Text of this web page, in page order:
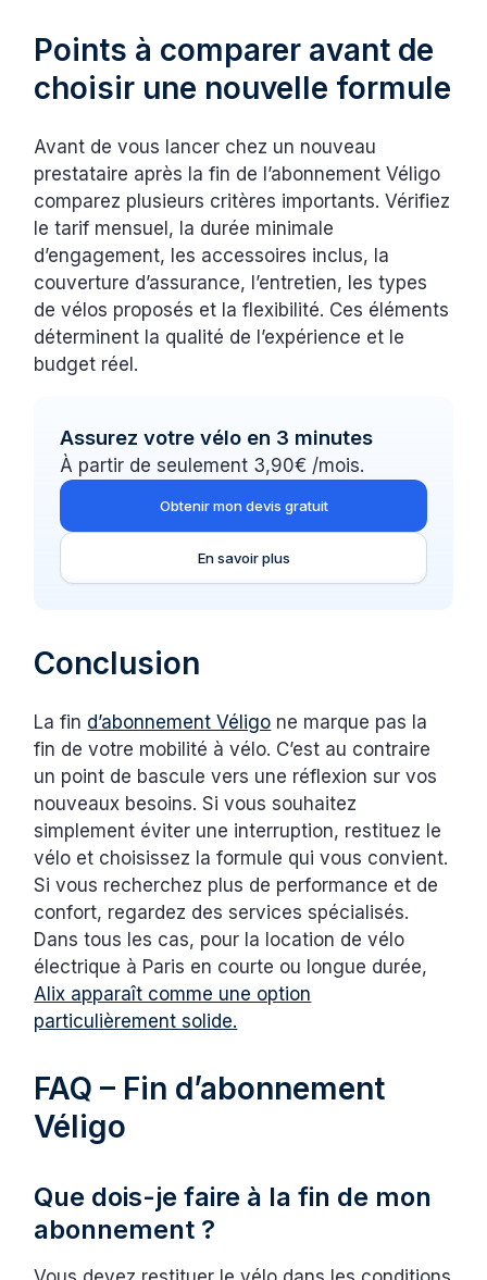
Points à comparer avant de
choisir une nouvelle formule
Avant de vous lancer chez un nouveau
prestataire après la fin de l’abonnement Véligo
comparez plusieurs critères importants. Vérifiez
le tarif mensuel, la durée minimale
d’engagement, les accessoires inclus, la
couverture d’assurance, l’entretien, les types
de vélos proposés et la flexibilité. Ces éléments
déterminent la qualité de l’expérience et le
budget réel.
Assurez votre vélo en 3 minutes
À partir de seulement 3,90€ /mois.
Obtenir mon devis gratuit
En savoir plus
Conclusion
La fin d’abonnement Véligo ne marque pas la
fin de votre mobilité à vélo. C’est au contraire
un point de bascule vers une réflexion sur vos
nouveaux besoins. Si vous souhaitez
simplement éviter une interruption, restituez le
vélo et choisissez la formule qui vous convient.
Si vous recherchez plus de performance et de
confort, regardez des services spécialisés.
Dans tous les cas, pour la location de vélo
électrique à Paris en courte ou longue durée,
Alix apparaît comme une option
particulièrement solide.
FAQ – Fin d’abonnement
Véligo
Que dois-je faire à la fin de mon
abonnement ?